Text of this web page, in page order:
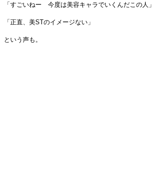
「すごいねー 今度は美容キャラでいくんだこの人」
「正直、美STのイメージない」
という声も。